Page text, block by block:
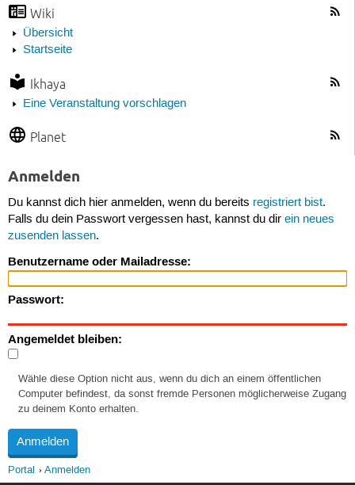
Wiki
Übersicht
Startseite
Ikhaya
Eine Veranstaltung vorschlagen
Planet
Anmelden
Du kannst dich hier anmelden, wenn du bereits registriert bist.
Falls du dein Passwort vergessen hast, kannst du dir ein neues
zusenden lassen.
Benutzername oder Mailadresse:
Passwort:
Angemeldet bleiben:
Wähle diese Option nicht aus, wenn du dich an einem öffentlichen
Computer befindest, da sonst fremde Personen möglicherweise Zugang
zu deinem Konto erhalten.
Portal Anmelden